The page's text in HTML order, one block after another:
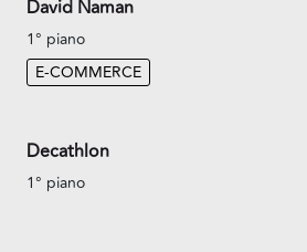
David Naman
1° piano
E-COMMERCE
Decathlon
1° piano